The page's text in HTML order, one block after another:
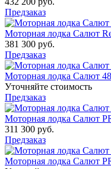
Предзаказ
Моторная лодка Салют
381 300 руб.
Предзаказ
Моторная лодка Салют
Уточняйте стоимость
Предзаказ
Моторная лодка Салют
311 300 руб.
Предзаказ
Моторная лодка Салют